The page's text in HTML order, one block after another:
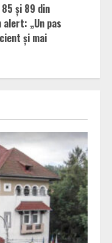
și 89 din
„Un pas
și mai